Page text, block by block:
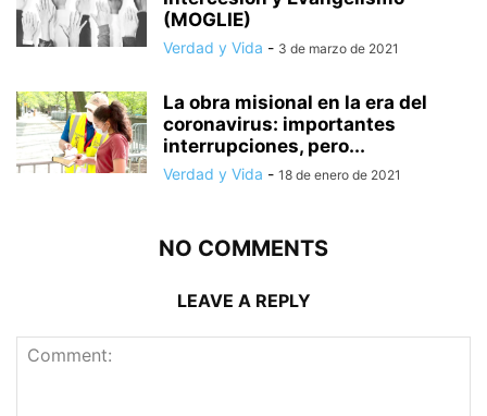
(MOGLIE)
Verdad y Vida - 3 de marzo de 2021
La obra misional en la era del
coronavirus: importantes
interrupciones, pero...
Verdad y Vida - 18 de enero de 2021
NO COMMENTS
LEAVE A REPLY